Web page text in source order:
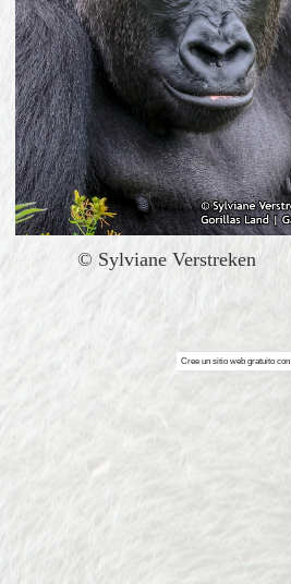
© Sylviane Verstreken
Cree un sitio web gratuitocon